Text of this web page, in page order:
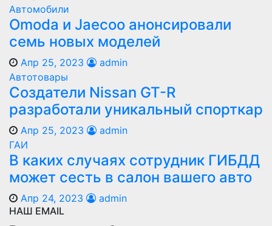
Автомобили
Оmoda и Jaecoo анонсировали
семь новых моделей
Апр 25, 2023
admin
Автотовары
Создатели Nissan GT-R
разработали уникальный спорткар
Апр 25, 2023
admin
ГАИ
В каких случаях сотрудник ГИБДД
может сесть в салон вашего авто
Апр 24, 2023
admin
НАШ EMAIL